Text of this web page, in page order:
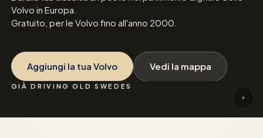
Volvo in Europa.
Gratuito, per le Volvo fino all'anno 2000.
Aggiungi la tua Volvo Vedi la mappa
GIÀ DRIVING OLD SWEDES